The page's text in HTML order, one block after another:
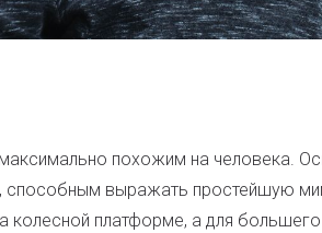
похожим на человека.
выражать простейшую
колесной платформе, а для